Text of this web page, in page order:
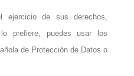
ejercicio de sus derechos,
prefiere, puedes usar los
de Protección de Datos o